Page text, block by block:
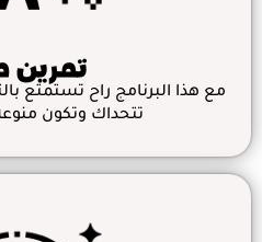
تمرين
مع هذا البرنامج راح تستمتع
تتحداك وتكون